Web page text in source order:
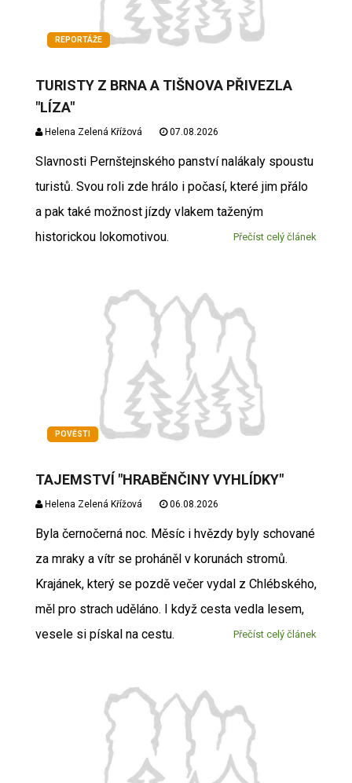
REPORTÁŽE
TURISTY Z BRNA A TIŠNOVA PŘIVEZLA
"LÍZA"
Helena Zelená Křížová 07.08.2026
Slavnosti Pernštejnského panství nalákaly spoustu
turistů. Svou roli zde hrálo i počasí, které jim přálo
a pak také možnost jízdy vlakem taženým
historickou lokomotivou.
Přečíst celý článek
POVĚSTI
TAJEMSTVÍ "HRABĚNČINY VYHLÍDKY"
Helena Zelená Křížová 06.08.2026
Byla černočerná noc. Měsíc i hvězdy byly schované
za mraky a vítr se proháněl v korunách stromů.
Krajánek, který se pozdě večer vydal z Chlébského,
měl pro strach uděláno. I když cesta vedla lesem,
vesele si pískal na cestu.
Přečíst celý článek